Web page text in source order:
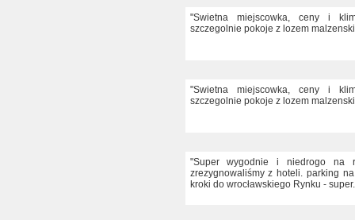
"Swietna miejscowka, ceny i
szczegolnie pokoje z lozem
"Swietna miejscowka, ceny i
szczegolnie pokoje z lozem
"Super wygodnie i niedrogo na
zrezygnowaliśmy z hoteli. parking
kroki do wrocławskiego Rynku -